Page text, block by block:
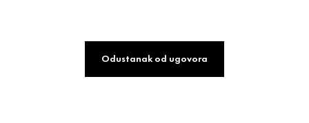
Odustanak od ugovora